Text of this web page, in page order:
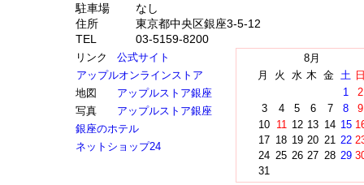
駐車場
なし
住所
東京都中央区銀座3-5-12
TEL
03-5159-8200
リンク
公式サイト
アップルオンラインストア
地図
アップルストア銀座
写真
アップルストア銀座
銀座のホテル
ネットショップ24
8月
月
火 水 木 金 土
1
2
3
4 5 6 7 8
9
10 11 12 13 14 15
17 18 19 20 21 22
24 25 26 27 28 29
31